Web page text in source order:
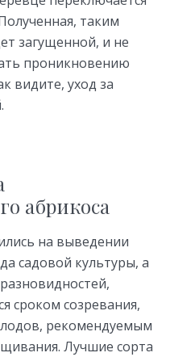
таким
загущенной, и не
проникновению
видите, уход за
абрикоса
на выведении
садовой культуры, а
сроком созревания,
рекомендуемым
Лучшие сорта